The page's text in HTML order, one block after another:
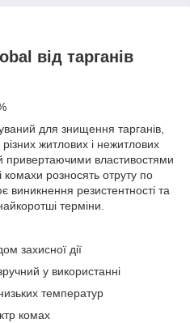
від тарганів
для знищення тарганів,
житлових і нежитлових
привертаючими властивостями
комахи розносять отруту по
виникнення резистентності та
терміни.
захисної дії
у використанні
температур
комах